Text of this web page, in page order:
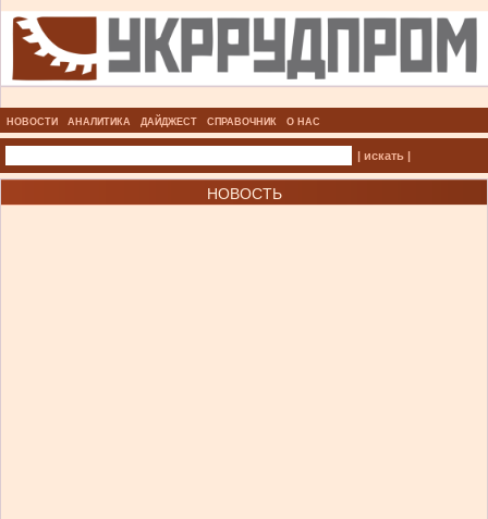
НОВОСТИ АНАЛИТИКА ДАЙДЖЕСТ СПРАВОЧНИК О НАС
| искать |
НОВОСТЬ